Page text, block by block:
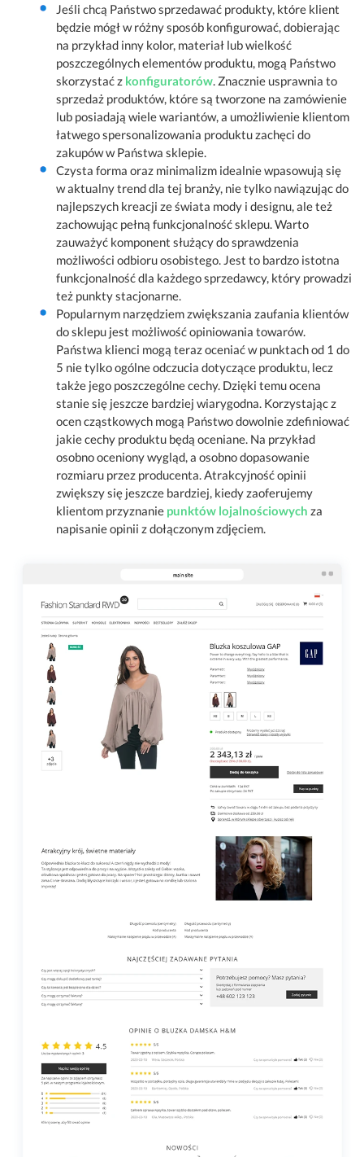
Jeśli chcą Państwo sprzedawać produkty, które klient
będzie mógł w różny sposób konfigurować, dobierając
na przykład inny kolor, materiał lub wielkość
poszczególnych elementów produktu, mogą Państwo
skorzystać z konfiguratorów. Znacznie usprawnia to
sprzedaż produktów, które są tworzone na zamówienie
lub posiadają wiele wariantów, a umożliwienie klientom
łatwego spersonalizowania produktu zachęci do
zakupów w Państwa sklepie.
Czysta forma oraz minimalizm idealnie wpasowują się
w aktualny trend dla tej branży, nie tylko nawiązując do
najlepszych kreacji ze świata mody i designu, ale też
zachowując pełną funkcjonalność sklepu. Warto
zauważyć komponent służący do sprawdzenia
możliwości odbioru osobistego. Jest to bardzo istotna
funkcjonalność dla każdego sprzedawcy, który prowadzi
też punkty stacjonarne.
Popularnym narzędziem zwiększania zaufania klientów
do sklepu jest możliwość opiniowania towarów.
Państwa klienci mogą teraz oceniać w punktach od 1 do
5 nie tylko ogólne odczucia dotyczące produktu, lecz
także jego poszczególne cechy. Dzięki temu ocena
stanie się jeszcze bardziej wiarygodna. Korzystając z
ocen cząstkowych mogą Państwo dowolnie zdefiniować
jakie cechy produktu będą oceniane. Na przykład
osobno oceniony wygląd, a osobno dopasowanie
rozmiaru przez producenta. Atrakcyjność opinii
zwiększy się jeszcze bardziej, kiedy zaoferujemy
klientom przyznanie punktów lojalnościowych za
napisanie opinii z dołączonym zdjęciem.